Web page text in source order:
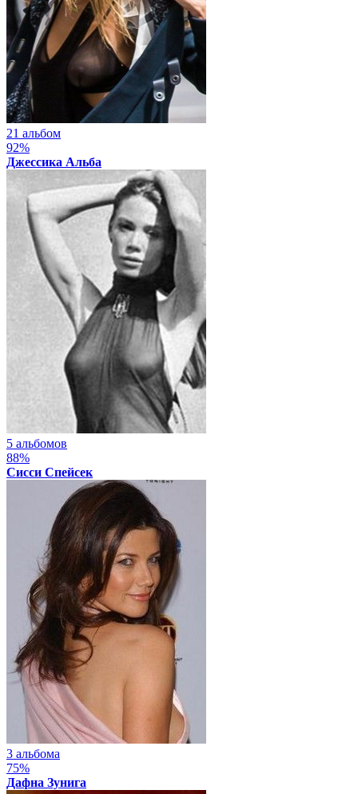
21 альбом
92%
Джессика Альба
5 альбомов
88%
Сисси Спейсек
3 альбома
75%
Дафна Зунига